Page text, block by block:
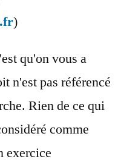
)
qu'on vous a
n'est pas référencé
Rien de ce qui
comme
exercice